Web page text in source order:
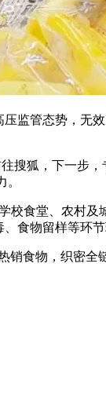
监管态势，无
搜狐，下一步，
食堂、农村及
食物留样等环节
食物，织密全